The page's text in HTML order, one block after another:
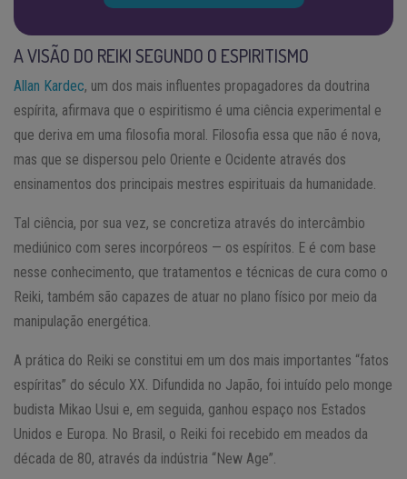
A VISÃO DO REIKI SEGUNDO O ESPIRITISMO
Allan Kardec, um dos mais influentes propagadores da doutrina
espírita, afirmava que o espiritismo é uma ciência experimental e
que deriva em uma filosofia moral. Filosofia essa que não é nova,
mas que se dispersou pelo Oriente e Ocidente através dos
ensinamentos dos principais mestres espirituais da humanidade.
Tal ciência, por sua vez, se concretiza através do intercâmbio
mediúnico com seres incorpóreos — os espíritos. E é com base
nesse conhecimento, que tratamentos e técnicas de cura como o
Reiki, também são capazes de atuar no plano físico por meio da
manipulação energética.
A prática do Reiki se constitui em um dos mais importantes “fatos
espíritas” do século XX. Difundida no Japão, foi intuído pelo monge
budista Mikao Usui e, em seguida, ganhou espaço nos Estados
Unidos e Europa. No Brasil, o Reiki foi recebido em meados da
década de 80, através da indústria “New Age”.